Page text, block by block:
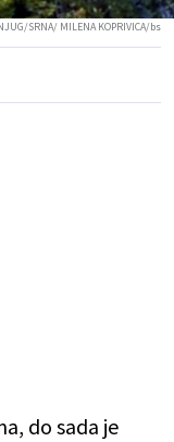
SRNA/ MILENA KOPRIVICA/bs
do sada je